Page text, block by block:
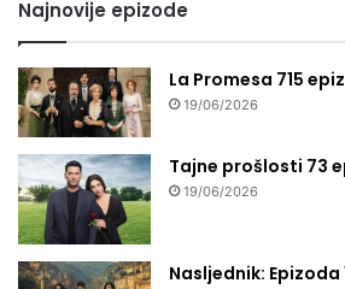
Najnovije epizode
La Promesa 715
19/06/2026
Tajne prošlosti 73
19/06/2026
Nasljednik: Epizoda